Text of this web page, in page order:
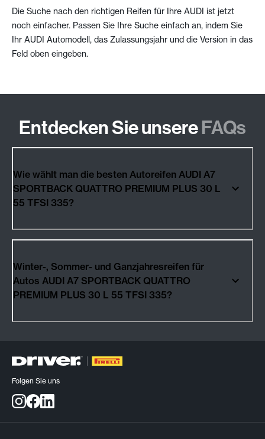
Die Suche nach den richtigen Reifen für Ihre AUDI ist jetzt
noch einfacher. Passen Sie Ihre Suche einfach an, indem Sie
Ihr AUDI Automodell, das Zulassungsjahr und die Version in das
Feld oben eingeben.
Entdecken Sie unsereFAQs
Wie wählt man die besten Autoreifen AUDI A7
SPORTBACK QUATTRO PREMIUM PLUS 30 L
55 TFSI 335?
Winter-, Sommer- und Ganzjahresreifen für
Autos AUDI A7 SPORTBACK QUATTRO
PREMIUM PLUS 30 L 55 TFSI 335?
Folgen Sie uns